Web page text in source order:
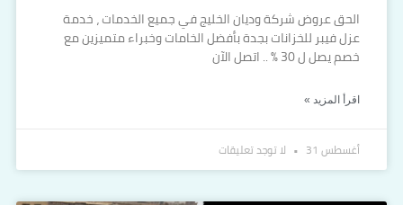
الحق عروض شركة وديان الخليج في جميع الخدمات ، خدمة
عزل فيبر للخزانات بجدة بأفضل الخامات وخبراء متميزين مع
خصم يصل ل 30 % .. اتصل الآن
اقرأ المزيد »
أغسطس 31 لا توجد تعليقات